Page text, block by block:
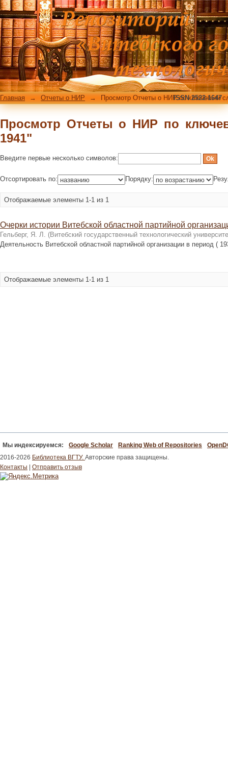
Просмотр Отчеты о НИР по
Главная → Отчеты о НИР → Просмотр Отчеты о НИР по ключевым
ISSN 2522-1647
Просмотр Отчеты о НИР по
1941"
Введите первые несколько символов:
Отсортировать по: Порядку:
Отображаемые элементы 1-1 из 1
Очерки истории Витебской областной партийной
Гельберг, Я. Л. (Витебский государственный технологический
Деятельность Витебской областной партийной организации в период (
Отображаемые элементы 1-1 из 1
Мы индексируемся: Google Scholar Ranking Web of Repositories
2016-2026 Библиотека ВГТУ. Авторские права защищены.
Контакты
Отправить отзыв